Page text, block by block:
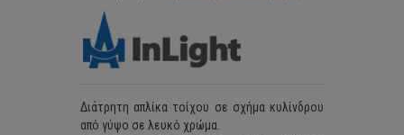
Διάτρητη απλίκα τοίχου σε σχήμα κυλίνδρου
από γύψο σε λευκό χρώμα.